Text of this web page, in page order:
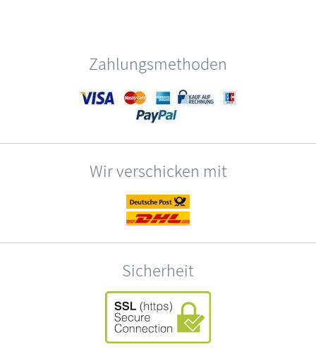
Zahlungsmethoden
Wir verschicken mit
Sicherheit